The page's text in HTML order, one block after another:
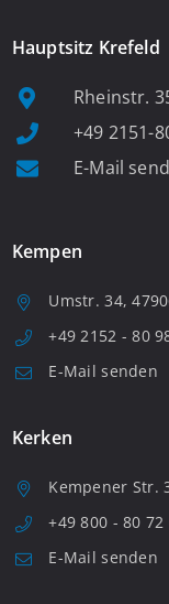
Hauptsitz Krefeld
Rheinstr.
+49 2151-
E-Mail
Kempen
Umstr. 34,
+49 2152 - 80
E-Mail senden
Kerken
Kempener Str.
+49 800 - 80 72
E-Mail senden